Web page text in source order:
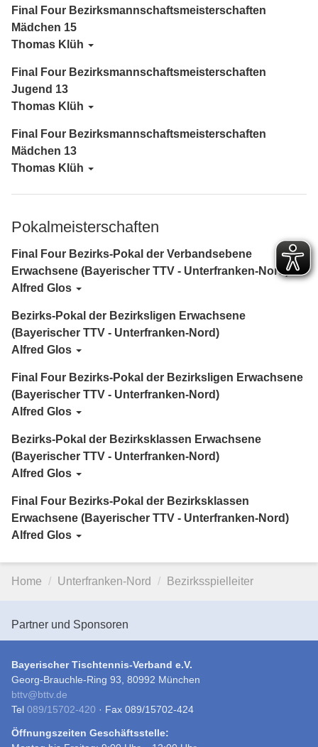
Final Four Bezirksmannschaftsmeisterschaften
Mädchen 15
Thomas Klüh
Final Four Bezirksmannschaftsmeisterschaften
Jugend 13
Thomas Klüh
Final Four Bezirksmannschaftsmeisterschaften
Mädchen 13
Thomas Klüh
Pokalmeisterschaften
Final Four Bezirks-Pokal der Verbandsebene
Erwachsene (Bayerischer TTV - Unterfranken-Nord)
Alfred Glos
Bezirks-Pokal der Bezirksligen Erwachsene
(Bayerischer TTV - Unterfranken-Nord)
Alfred Glos
Final Four Bezirks-Pokal der Bezirksligen Erwachsene
(Bayerischer TTV - Unterfranken-Nord)
Alfred Glos
Bezirks-Pokal der Bezirksklassen Erwachsene
(Bayerischer TTV - Unterfranken-Nord)
Alfred Glos
Final Four Bezirks-Pokal der Bezirksklassen
Erwachsene (Bayerischer TTV - Unterfranken-Nord)
Alfred Glos
Home Unterfranken-Nord Bezirksspielleiter
Partner und Sponsoren
Bayerischer Tischtennis-Verband e.V.
Georg-Brauchle-Ring 93, 80992 München
bttv@bttv.de
Tel 089/15702-420 · Fax 089/15702-424
Öffnungszeiten Geschäftsstelle: